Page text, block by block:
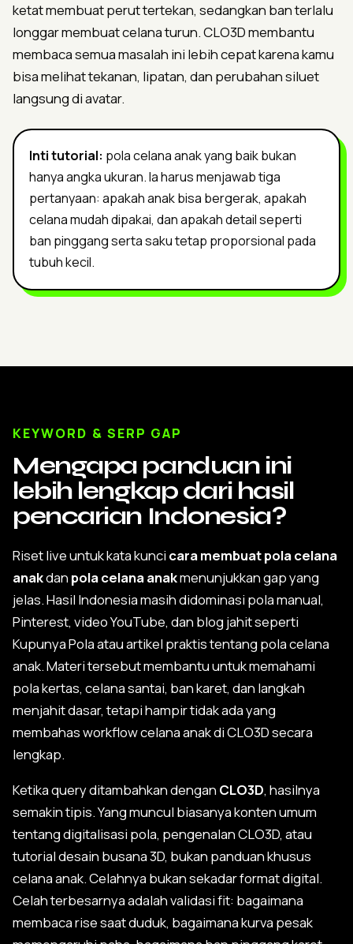
ketat membuat perut tertekan, sedangkan ban terlalu
longgar membuat celana turun. CLO3D membantu
membaca semua masalah ini lebih cepat karena kamu
bisa melihat tekanan, lipatan, dan perubahan siluet
langsung di avatar.
Inti tutorial: pola celana anak yang baik bukan
hanya angka ukuran. Ia harus menjawab tiga
pertanyaan: apakah anak bisa bergerak, apakah
celana mudah dipakai, dan apakah detail seperti
ban pinggang serta saku tetap proporsional pada
tubuh kecil.
KEYWORD & SERP GAP
Mengapa panduan ini
lebih lengkap dari hasil
pencarian Indonesia?
Riset live untuk kata kunci cara membuat pola celana
anakdan pola celana anakmenunjukkan gap yang
jelas. Hasil Indonesia masih didominasi pola manual,
Pinterest, video YouTube, dan blog jahit seperti
Kupunya Pola atau artikel praktis tentang pola celana
anak. Materi tersebut membantu untuk memahami
pola kertas, celana santai, ban karet, dan langkah
menjahit dasar, tetapi hampir tidak ada yang
membahas workflow celana anak di CLO3D secara
lengkap.
Ketika query ditambahkan dengan CLO3D, hasilnya
semakin tipis. Yang muncul biasanya konten umum
tentang digitalisasi pola, pengenalan CLO3D, atau
tutorial desain busana 3D, bukan panduan khusus
celana anak. Celahnya bukan sekadar format digital.
Celah terbesarnya adalah validasi fit: bagaimana
membaca rise saat duduk, bagaimana kurva pesak